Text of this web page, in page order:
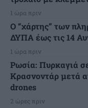
1 ώρα πριν
Ο “χάρτης” των
ΔΥΠΑ έως τις 14
1 ώρα πριν
Ρωσία: Πυρκαγιά
Κρασνοντάρ μετά
drones
2 ώρες πριν